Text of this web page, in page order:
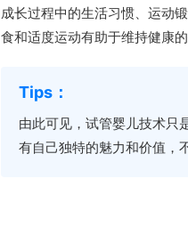
成长过程中的生活习惯、运动
食和适度运动有助于维持健康的
由此可见，试管婴儿技术只
有自己独特的魅力和价值，